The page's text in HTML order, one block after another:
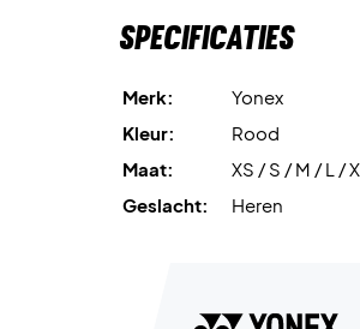
comfortabel.
Sneldrogende eigenschappen
tijdens het spel.
100% polyester.
Specificaties
Merk:
Yonex
Kleur:
Rood
Maat:
XS / S / M / L /
Geslacht:
Heren